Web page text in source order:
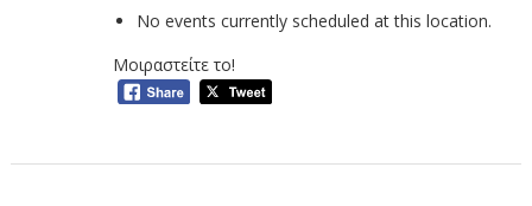
Νικολαΐδης»
No events currently scheduled at this location.
Μοιραστείτε το!